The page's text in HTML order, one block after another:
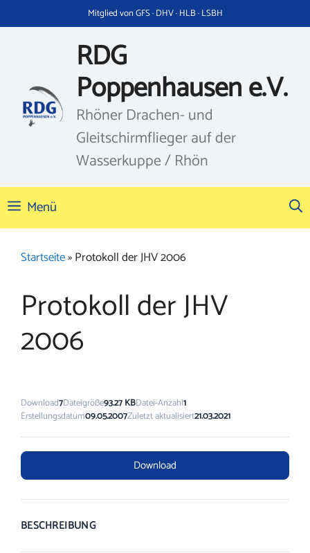
Inhalt
Mitglied von GFS · DHV · HLB · LSBH
RDG
Poppenhausen e.V.
Rhöner Drachen- und
Gleitschirmflieger auf der
Wasserkuppe / Rhön
Menü
Startseite»Protokoll der JHV 2006
Protokoll der JHV
2006
Download7Dateigröße93.27 KBDatei-Anzahl1
Erstellungsdatum09.05.2007Zuletzt aktualisiert21.03.2021
Download
BESCHREIBUNG